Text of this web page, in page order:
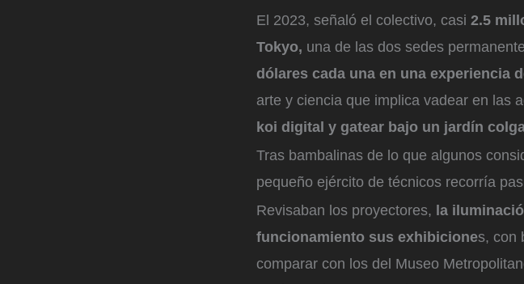
El 2023, señaló el colectivo, casi 2.5
Tokyo, una de las dos sedes
dólares cada una en una experiencia
arte y ciencia que implica vadear en las
koi digital y gatear bajo un jardín
Tras bambalinas de lo que algunos
pequeño ejército de técnicos recorría
Revisaban los proyectores, la
funcionamiento sus exhibiciones, con
comparar con los del Museo